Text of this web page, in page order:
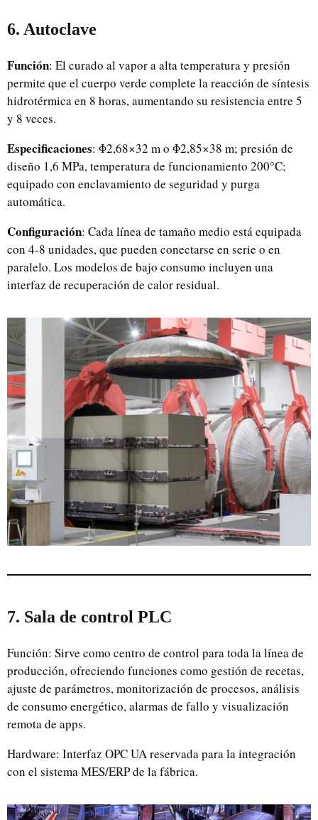
6. Autoclave
Función: El curado al vapor a alta temperatura y presión
permite que el cuerpo verde complete la reacción de síntesis
hidrotérmica en 8 horas, aumentando su resistencia entre 5
y 8 veces.
Especificaciones: Φ2,68×32 m o Φ2,85×38 m; presión de
diseño 1,6 MPa, temperatura de funcionamiento 200°C;
equipado con enclavamiento de seguridad y purga
automática.
Configuración: Cada línea de tamaño medio está equipada
con 4-8 unidades, que pueden conectarse en serie o en
paralelo. Los modelos de bajo consumo incluyen una
interfaz de recuperación de calor residual.
7. Sala de control PLC
Función: Sirve como centro de control para toda la línea de
producción, ofreciendo funciones como gestión de recetas,
ajuste de parámetros, monitorización de procesos, análisis
de consumo energético, alarmas de fallo y visualización
remota de apps.
Hardware: Interfaz OPC UA reservada para la integración
con el sistema MES/ERP de la fábrica.